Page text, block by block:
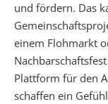
und fördern. Das
einem Flohmarkt
Plattform für den
schaffen ein